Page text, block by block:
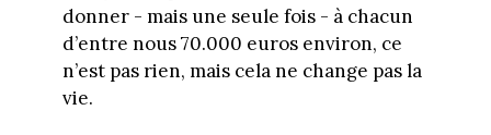
donner - mais une seule fois - à chacun
d’entre nous 70.000 euros environ, ce
n’est pas rien, mais cela ne change pas la
vie.